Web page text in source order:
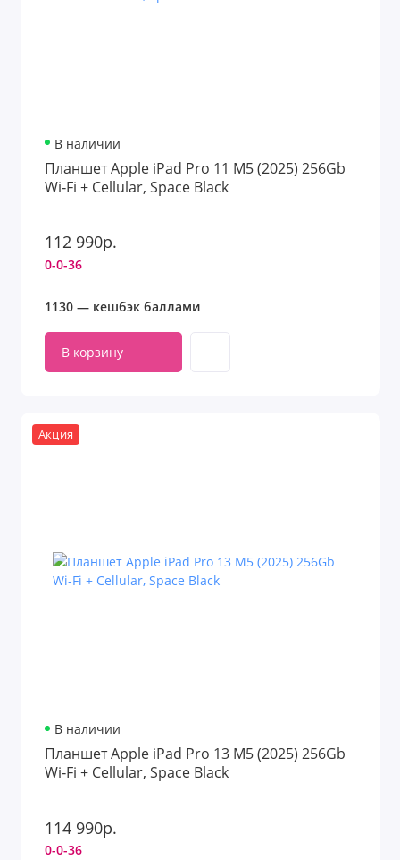
В наличии
Планшет Apple iPad Pro 11 M5 (2025) 256Gb
Wi‑Fi + Cellular, Space Black
112 990р.
0-0-36
1130 — кешбэк баллами
В корзину
Акция
В наличии
Планшет Apple iPad Pro 13 M5 (2025) 256Gb
Wi‑Fi + Cellular, Space Black
114 990р.
0-0-36